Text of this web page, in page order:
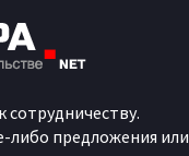
либо предложения или